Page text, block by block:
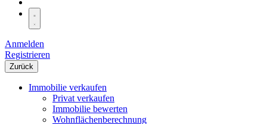
Anmelden
Registrieren
Zurück
Immobilie verkaufen
Privat verkaufen
Immobilie bewerten
Wohnflächenberechnung